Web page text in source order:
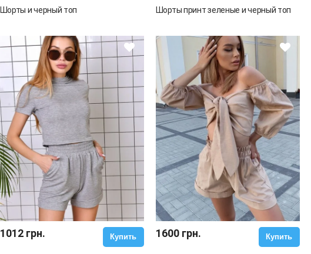
Шорты и черный топ Шорты принт зеленые и черный топ
1012 грн. Купить 1600 грн. Купить